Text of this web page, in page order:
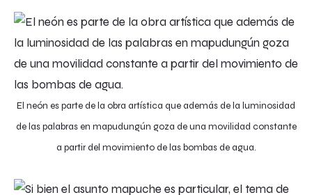
El neón es parte de la obra artística que además de la luminosidad
de las palabras en mapudungún goza de una movilidad constante
a partir del movimiento de las bombas de agua.